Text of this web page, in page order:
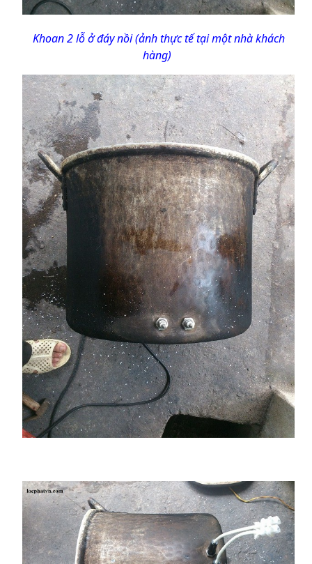
Khoan 2 lỗ ở đáy nồi (ảnh thực tế tại một nhà khách
hàng)